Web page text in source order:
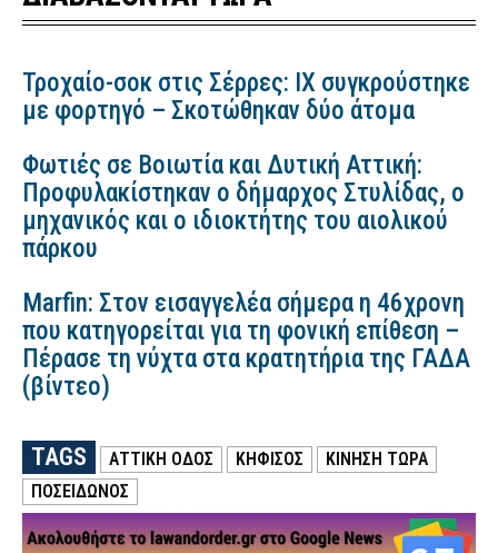
Τροχαίο-σοκ στις Σέρρες: ΙΧ συγκρούστηκε
με φορτηγό – Σκοτώθηκαν δύο άτομα
Φωτιές σε Βοιωτία και Δυτική Αττική:
Προφυλακίστηκαν ο δήμαρχος Στυλίδας, ο
μηχανικός και ο ιδιοκτήτης του αιολικού
πάρκου
Marfin: Στον εισαγγελέα σήμερα η 46χρονη
που κατηγορείται για τη φονική επίθεση –
Πέρασε τη νύχτα στα κρατητήρια της ΓΑΔΑ
(βίντεο)
TAGS ΑΤΤΙΚΗ ΟΔΟΣ ΚΗΦΙΣΟΣ
ΚΊΝΗΣΗ ΤΏΡΑ
ΠΟΣΕΙΔΩΝΟΣ